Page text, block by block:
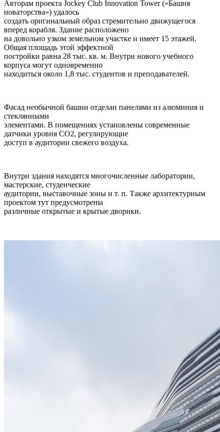
Авторам проекта Jockey Club Innovation Tower («Башня
новаторства») удалось
создать оригинальный образ стремительно движущегося
вперед корабля. Здание расположено
на довольно узком земельном участке и имеет 15 этажей.
Общая площадь этой эффектной
постройки равна 28 тыс. кв. м. Внутри нового учебного
корпуса могут одновременно
находиться около 1,8 тыс. студентов и преподавателей.
Фасад необычной башни отделан панелями из алюминия и
стеклянными
элементами. В помещениях установлены современные
датчики уровня CO2, регулирующие
доступ в аудитории свежего воздуха.
Внутри здания находятся многочисленные лаборатории,
мастерские, студенческие
аудитории, выставочные зоны и т. п. Также архитектурным
проектом тут предусмотрены
различные открытые и крытые дворики.